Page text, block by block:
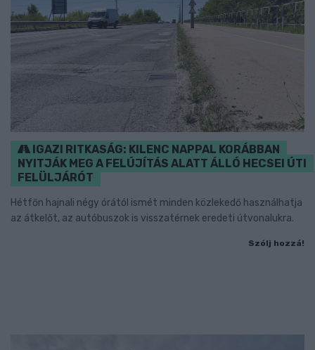
IGAZI RITKASÁG: KILENC NAPPAL KORÁBBAN
NYITJÁK MEG A FELÚJÍTÁS ALATT ÁLLÓ HECSEI ÚTI
FELÜLJÁRÓT
Hétfőn hajnali négy órától ismét minden közlekedő használhatja
az átkelőt, az autóbuszok is visszatérnek eredeti útvonalukra.
Szólj hozzá!